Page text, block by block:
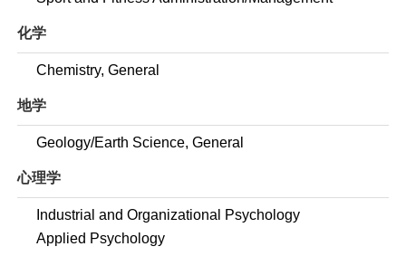
化学
Chemistry, General
地学
Geology/Earth Science, General
心理学
Industrial and Organizational Psychology
Applied Psychology